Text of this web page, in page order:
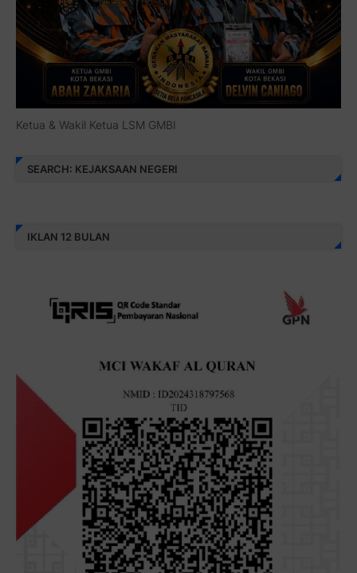
Ketua & Wakil Ketua LSM GMBI
SEARCH: KEJAKSAAN NEGERI
IKLAN 12 BULAN